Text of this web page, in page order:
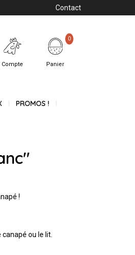
Contact
Compte Panier
0
PROMOS !
!
ou le lit.